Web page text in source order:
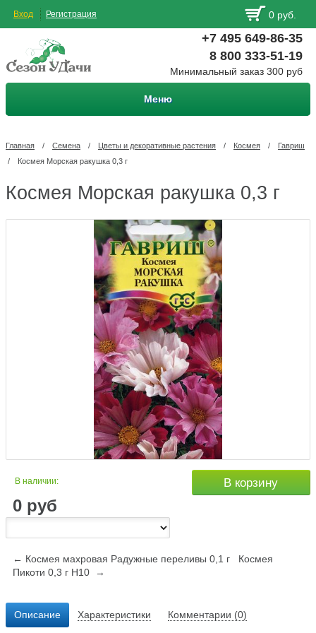
Вход Регистрация 0 руб.
+7 495 649-86-35
8 800 333-51-19
Минимальный заказ 300 руб
Меню
Главная / Семена / Цветы и декоративные растения / Космея /
Гавриш
/
Космея Морская ракушка 0,3 г
Космея Морская ракушка 0,3 г
В наличии:
0 руб
В корзину
← Космея махровая Радужные переливы 0,1 г
Космея
Пикоти 0,3 г Н10 →
Описание Характеристики Комментарии (0)